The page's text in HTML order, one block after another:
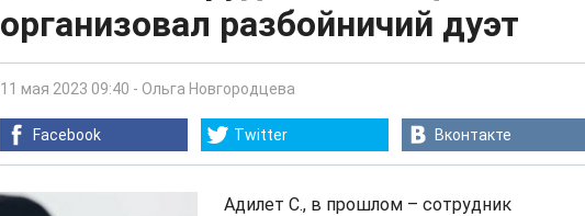
организовал разбойничий дуэт
11 мая 2023 09:40 - Ольга Новгородцева
Facebook Twitter Вконтакте
Адилет С., в прошлом – сотрудник